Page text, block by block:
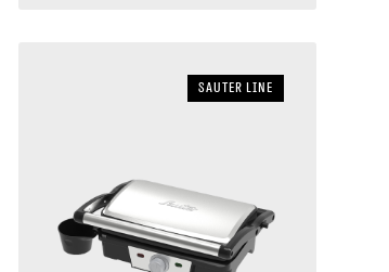
sauter LINE